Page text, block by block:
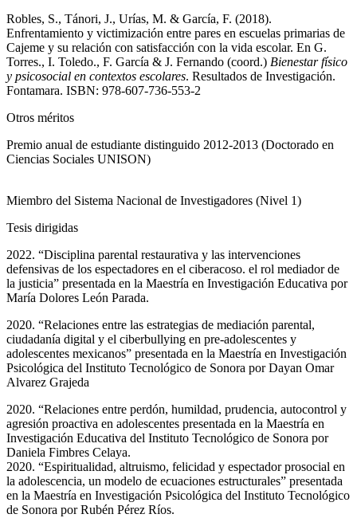
Robles, S., Tánori, J., Urías, M. & García, F. (2018).
Enfrentamiento y victimización entre pares en escuelas primarias de
Cajeme y su relación con satisfacción con la vida escolar. En G.
Torres., I. Toledo., F. García & J. Fernando (coord.) Bienestar físico
y psicosocial en contextos escolares. Resultados de Investigación.
Fontamara. ISBN: 978-607-736-553-2
Otros méritos
Premio anual de estudiante distinguido 2012-2013 (Doctorado en
Ciencias Sociales UNISON)
Miembro del Sistema Nacional de Investigadores (Nivel 1)
Tesis dirigidas
2022. “Disciplina parental restaurativa y las intervenciones
defensivas de los espectadores en el ciberacoso. el rol mediador de
la justicia” presentada en la Maestría en Investigación Educativa por
María Dolores León Parada.
2020. “Relaciones entre las estrategias de mediación parental,
ciudadanía digital y el ciberbullying en pre-adolescentes y
adolescentes mexicanos” presentada en la Maestría en Investigación
Psicológica del Instituto Tecnológico de Sonora por Dayan Omar
Alvarez Grajeda
2020. “Relaciones entre perdón, humildad, prudencia, autocontrol y
agresión proactiva en adolescentes presentada en la Maestría en
Investigación Educativa del Instituto Tecnológico de Sonora por
Daniela Fimbres Celaya.
2020. “Espiritualidad, altruismo, felicidad y espectador prosocial en
la adolescencia, un modelo de ecuaciones estructurales” presentada
en la Maestría en Investigación Psicológica del Instituto Tecnológico
de Sonora por Rubén Pérez Ríos.